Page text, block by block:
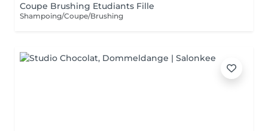
Coupe Brushing Etudiants Fille
Shampoing/Coupe/Brushing